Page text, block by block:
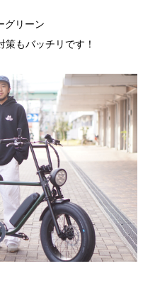
グリーン
もバッチリです！